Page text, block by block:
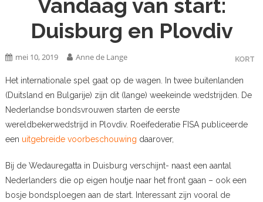
Vandaag van start:
Duisburg en Plovdiv
KORT
mei 10, 2019 Anne de Lange
Het internationale spel gaat op de wagen. In twee buitenlanden
(Duitsland en Bulgarije) zijn dit (lange) weekeinde wedstrijden. De
Nederlandse bondsvrouwen starten de eerste
wereldbekerwedstrijd in Plovdiv. Roeifederatie FISA publiceerde
een uitgebreide voorbeschouwing daarover,
Bij de Wedauregatta in Duisburg verschijnt- naast een aantal
Nederlanders die op eigen houtje naar het front gaan – ook een
bosje bondsploegen aan de start. Interessant zijn vooral de